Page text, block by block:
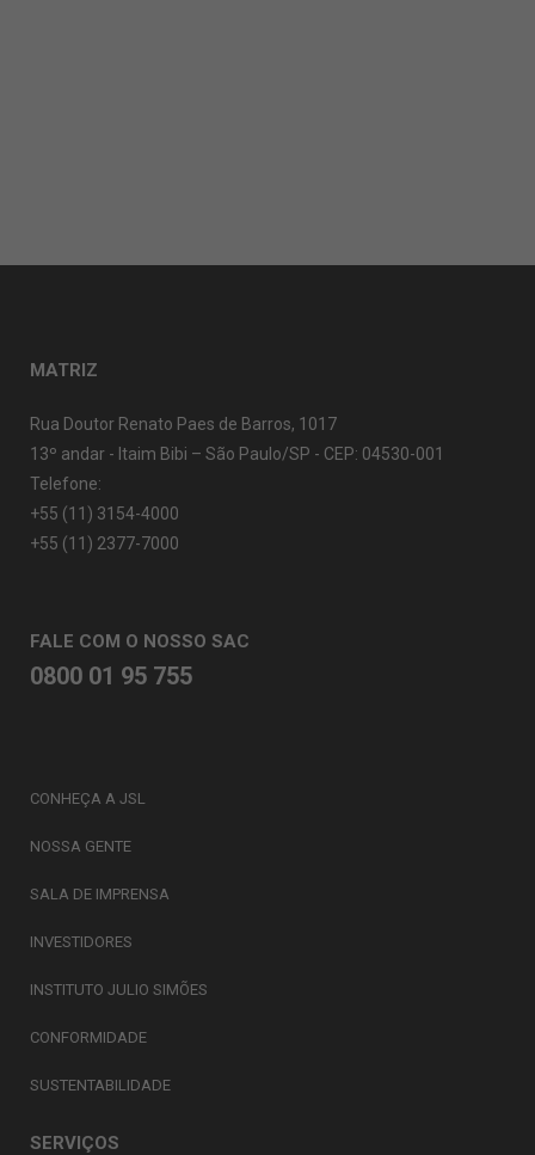
MATRIZ
Rua Doutor Renato Paes de Barros, 1017
13º andar - Itaim Bibi – São Paulo/SP - CEP: 04530-001
Telefone:
+55 (11) 3154-4000
+55 (11) 2377-7000
FALE COM O NOSSO SAC
0800 01 95 755
CONHEÇA A JSL
NOSSA GENTE
SALA DE IMPRENSA
INVESTIDORES
INSTITUTO JULIO SIMÕES
CONFORMIDADE
SUSTENTABILIDADE
SERVIÇOS